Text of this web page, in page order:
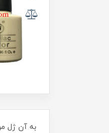
به آن ژل